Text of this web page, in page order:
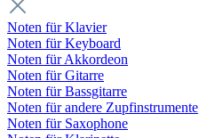
Noten für Klavier
Noten für Keyboard
Noten für Akkordeon
Noten für Gitarre
Noten für Bassgitarre
Noten für andere Zupfinstrumente
Noten für Saxophone